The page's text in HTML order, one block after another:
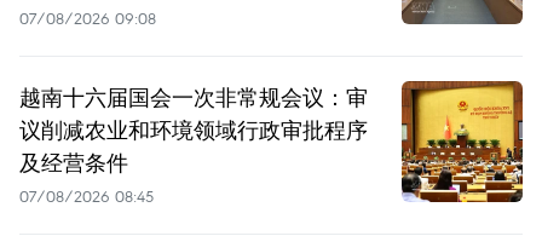
07/08/2026 09:08
越南十六届国会一次非常规会议：审
议削减农业和环境领域行政审批程序
及经营条件
07/08/2026 08:45